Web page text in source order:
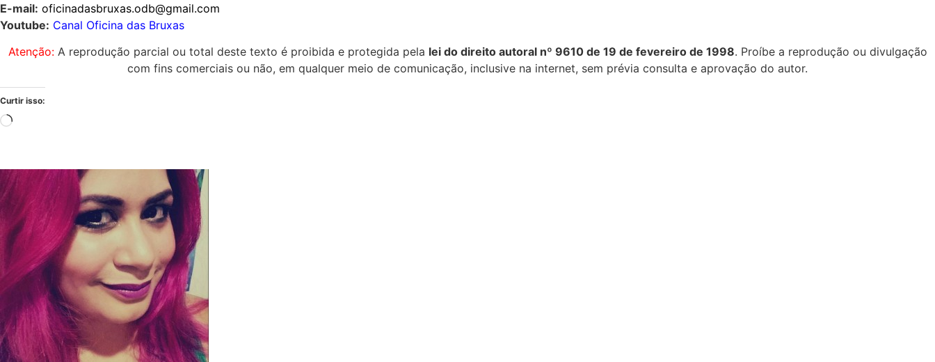
E-mail: oficinadasbruxas.odb@gmail.com
Youtube: Canal Oficina das Bruxas
Atenção:A reprodução parcial ou total deste texto é proibida e protegida pela lei do direito autoral nº 9610 de 19 de fevereiro de 1998. Proíbe a reprodução ou divulgação
com fins comerciais ou não, em qualquer meio de comunicação, inclusive na internet, sem prévia consulta e aprovação do autor.
Curtir isso: